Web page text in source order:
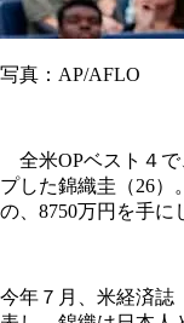
写真：AP/AFLO
全米OPベスト４で
プした錦織圭（26）
の、8750万円を手に
今年７月、米経済誌